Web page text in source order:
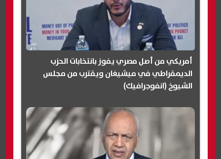
أمريكي من أصل مصري يفوز بانتخابات الحزب
الديمقراطي في ميشيغان ويقترب من مجلس
الشيوخ (انفوجرافيك)